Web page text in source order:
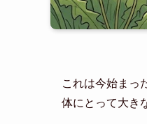
これは今始まっ
体にとって大き